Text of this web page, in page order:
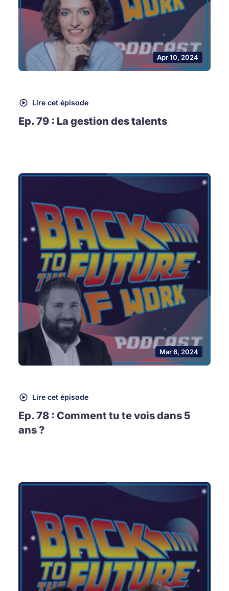
Apr 10, 2024
Lire cet épisode
Ep. 79 : La gestion des talents
Mar 6, 2024
Lire cet épisode
Ep. 78 : Comment tu te vois dans 5
ans ?